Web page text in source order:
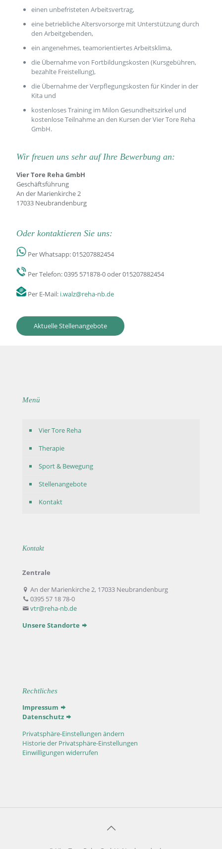
einen unbefristeten Arbeitsvertrag,
eine betriebliche Altersvorsorge mit Unterstützung durch
den Arbeitgebenden,
ein angenehmes, teamorientiertes Arbeitsklima,
die Übernahme von Fortbildungskosten (Kursgebühren,
bezahlte Freistellung),
die Übernahme der Verpflegungskosten für Kinder in der
Kita und
kostenloses Training im Milon Gesundheitszirkel und
kostenlose Teilnahme an den Kursen der Vier Tore Reha
GmbH.
Wir freuen uns sehr auf Ihre Bewerbung an:
Vier Tore Reha GmbH
Geschäftsführung
An der Marienkirche 2
17033 Neubrandenburg
Oder kontaktieren Sie uns:
Per Whatsapp:015207882454
Per Telefon:0395 571878-0oder015207882454
Per E-Mail: i.walz@reha-nb.de
Aktuelle Stellenangebote
Menü
Vier Tore Reha
Therapie
Sport & Bewegung
Stellenangebote
Kontakt
Kontakt
Zentrale
An der Marienkirche 2, 17033 Neubrandenburg
0395 57 18 78-0
vtr@reha-nb.de
Unsere Standorte
Rechtliches
Impressum
Datenschutz
Privatsphäre-Einstellungen ändern
Historie der Privatsphäre-Einstellungen
Einwilligungen widerrufen